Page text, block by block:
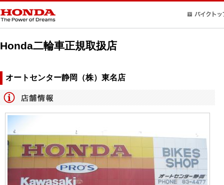
Honda二輪車正規取扱店
オートセンター静岡（株）東名店